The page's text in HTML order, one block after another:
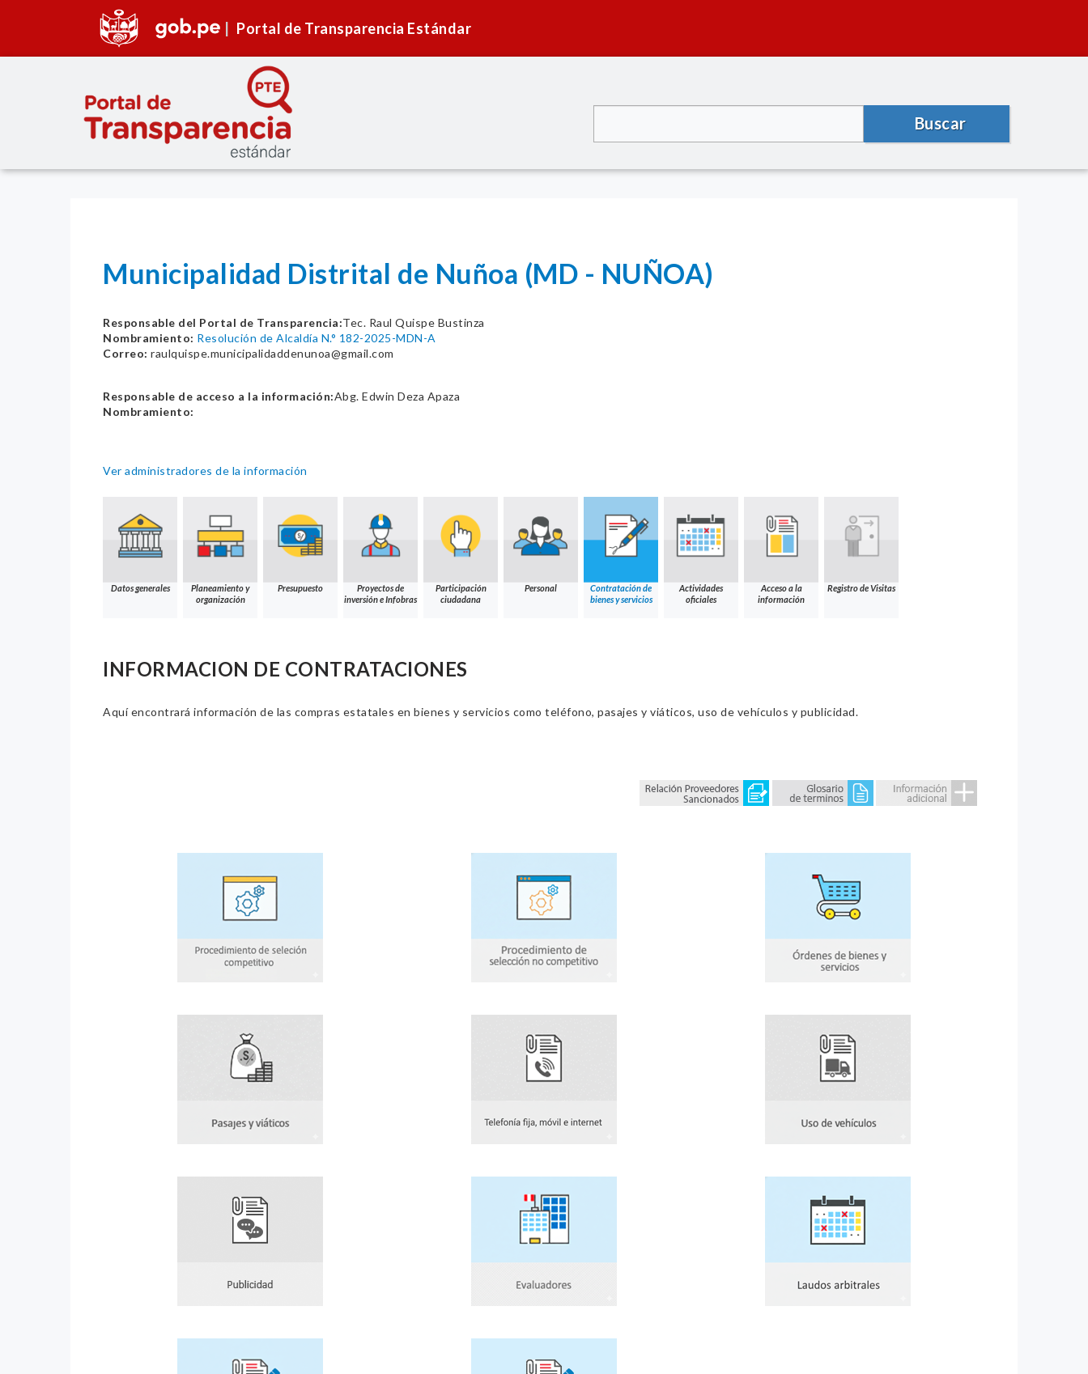
Portal de Transparencia Estándar
Buscar
Municipalidad Distrital de Nuñoa (MD - NUÑOA)
Responsable del Portal de Transparencia:Tec. Raul Quispe Bustinza
Nombramiento: Resolución de Alcaldía N.° 182-2025-MDN-A
Correo: raulquispe.municipalidaddenunoa@gmail.com
Responsable de acceso a la información:Abg. Edwin Deza Apaza
Nombramiento:
Ver administradores de la información
Datos generales
Planeamiento y
organización
Presupuesto
Proyectos de
inversión e Infobras
Participación
ciudadana
Personal
Contratación de
bienes y servicios
Actividades
oficiales
Acceso a la
información
Registro de Visitas
INFORMACION DE CONTRATACIONES
Aquí encontrará información de las compras estatales en bienes y servicios como teléfono, pasajes y viáticos, uso de vehículos y publicidad.